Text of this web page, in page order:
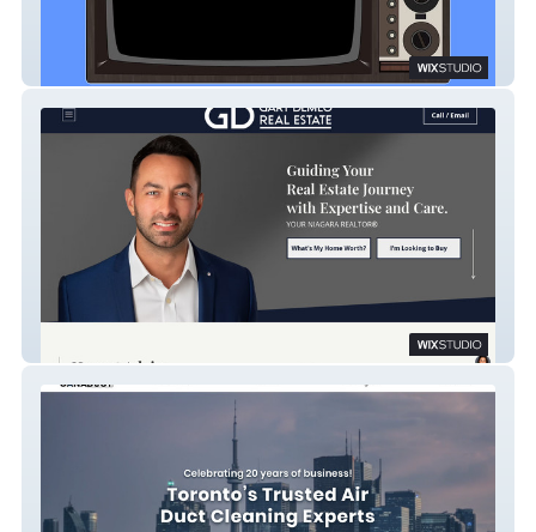
NEX Game Store